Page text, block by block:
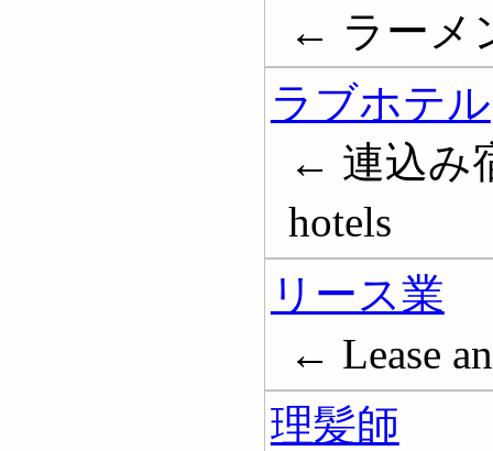
← ラーメ
ラブホテル
← 連込み
hotels
リース業
← Lease
理髪師